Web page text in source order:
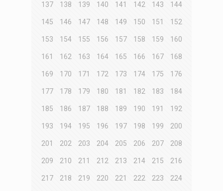
137 138 139 140 141 142 143 144
145 146 147 148 149 150 151 152
153 154 155 156 157 158 159 160
161 162 163 164 165 166 167 168
169 170 171 172 173 174 175 176
177 178 179 180 181 182 183 184
185 186 187 188 189 190 191 192
193 194 195 196 197 198 199 200
201 202 203 204 205 206 207 208
209 210 211 212 213 214 215 216
217 218 219 220 221 222 223 224